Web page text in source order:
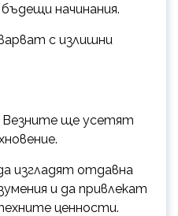
начинания.
с излишни
Везните ще усетят
изгладят отдавна
и да привлекат
ценности.